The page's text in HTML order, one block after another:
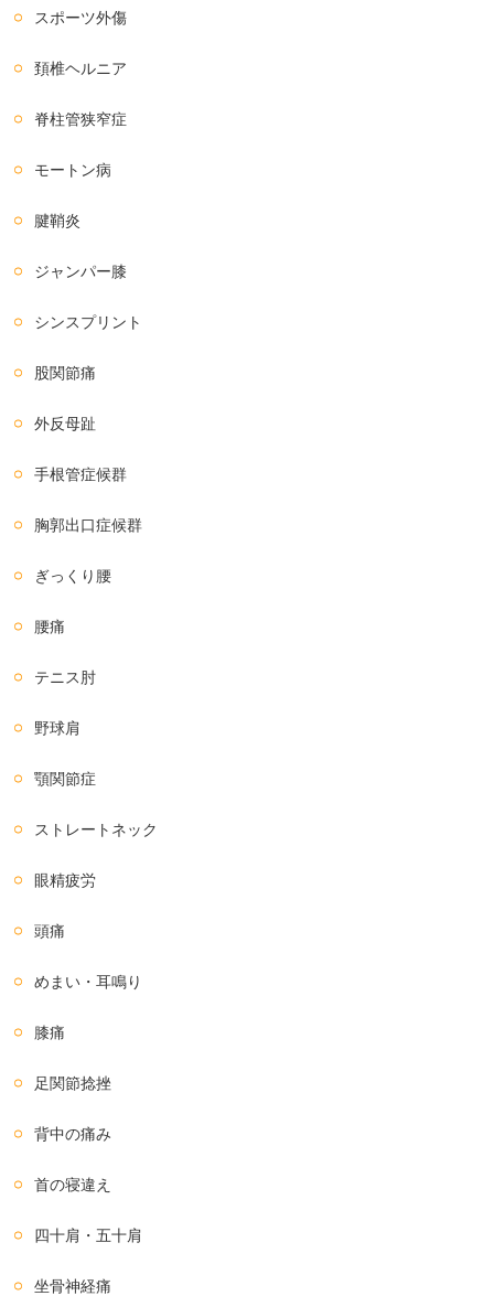
スポーツ外傷
頚椎ヘルニア
脊柱管狭窄症
モートン病
腱鞘炎
ジャンパー膝
シンスプリント
股関節痛
外反母趾
手根管症候群
胸郭出口症候群
ぎっくり腰
腰痛
テニス肘
野球肩
顎関節症
ストレートネック
眼精疲労
頭痛
めまい・耳鳴り
膝痛
足関節捻挫
背中の痛み
首の寝違え
四十肩・五十肩
坐骨神経痛